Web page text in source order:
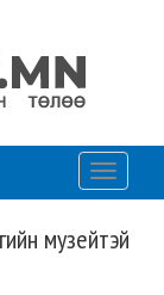
Toggle
музейтэй